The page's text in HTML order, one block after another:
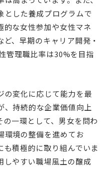
とした養成プログラムで
的な女性参加や女性マネ
、早期のキャリア開発・
管理職比率は30%を目指
の変化に応じて能力を最
、持続的な企業価値向上
一環として、男女を問わ
環境の整備を進めてお
も積極的に取り組んでいま
しやすい職場風土の醸成